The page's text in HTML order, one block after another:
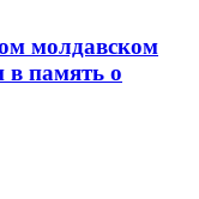
молдавском
в память о